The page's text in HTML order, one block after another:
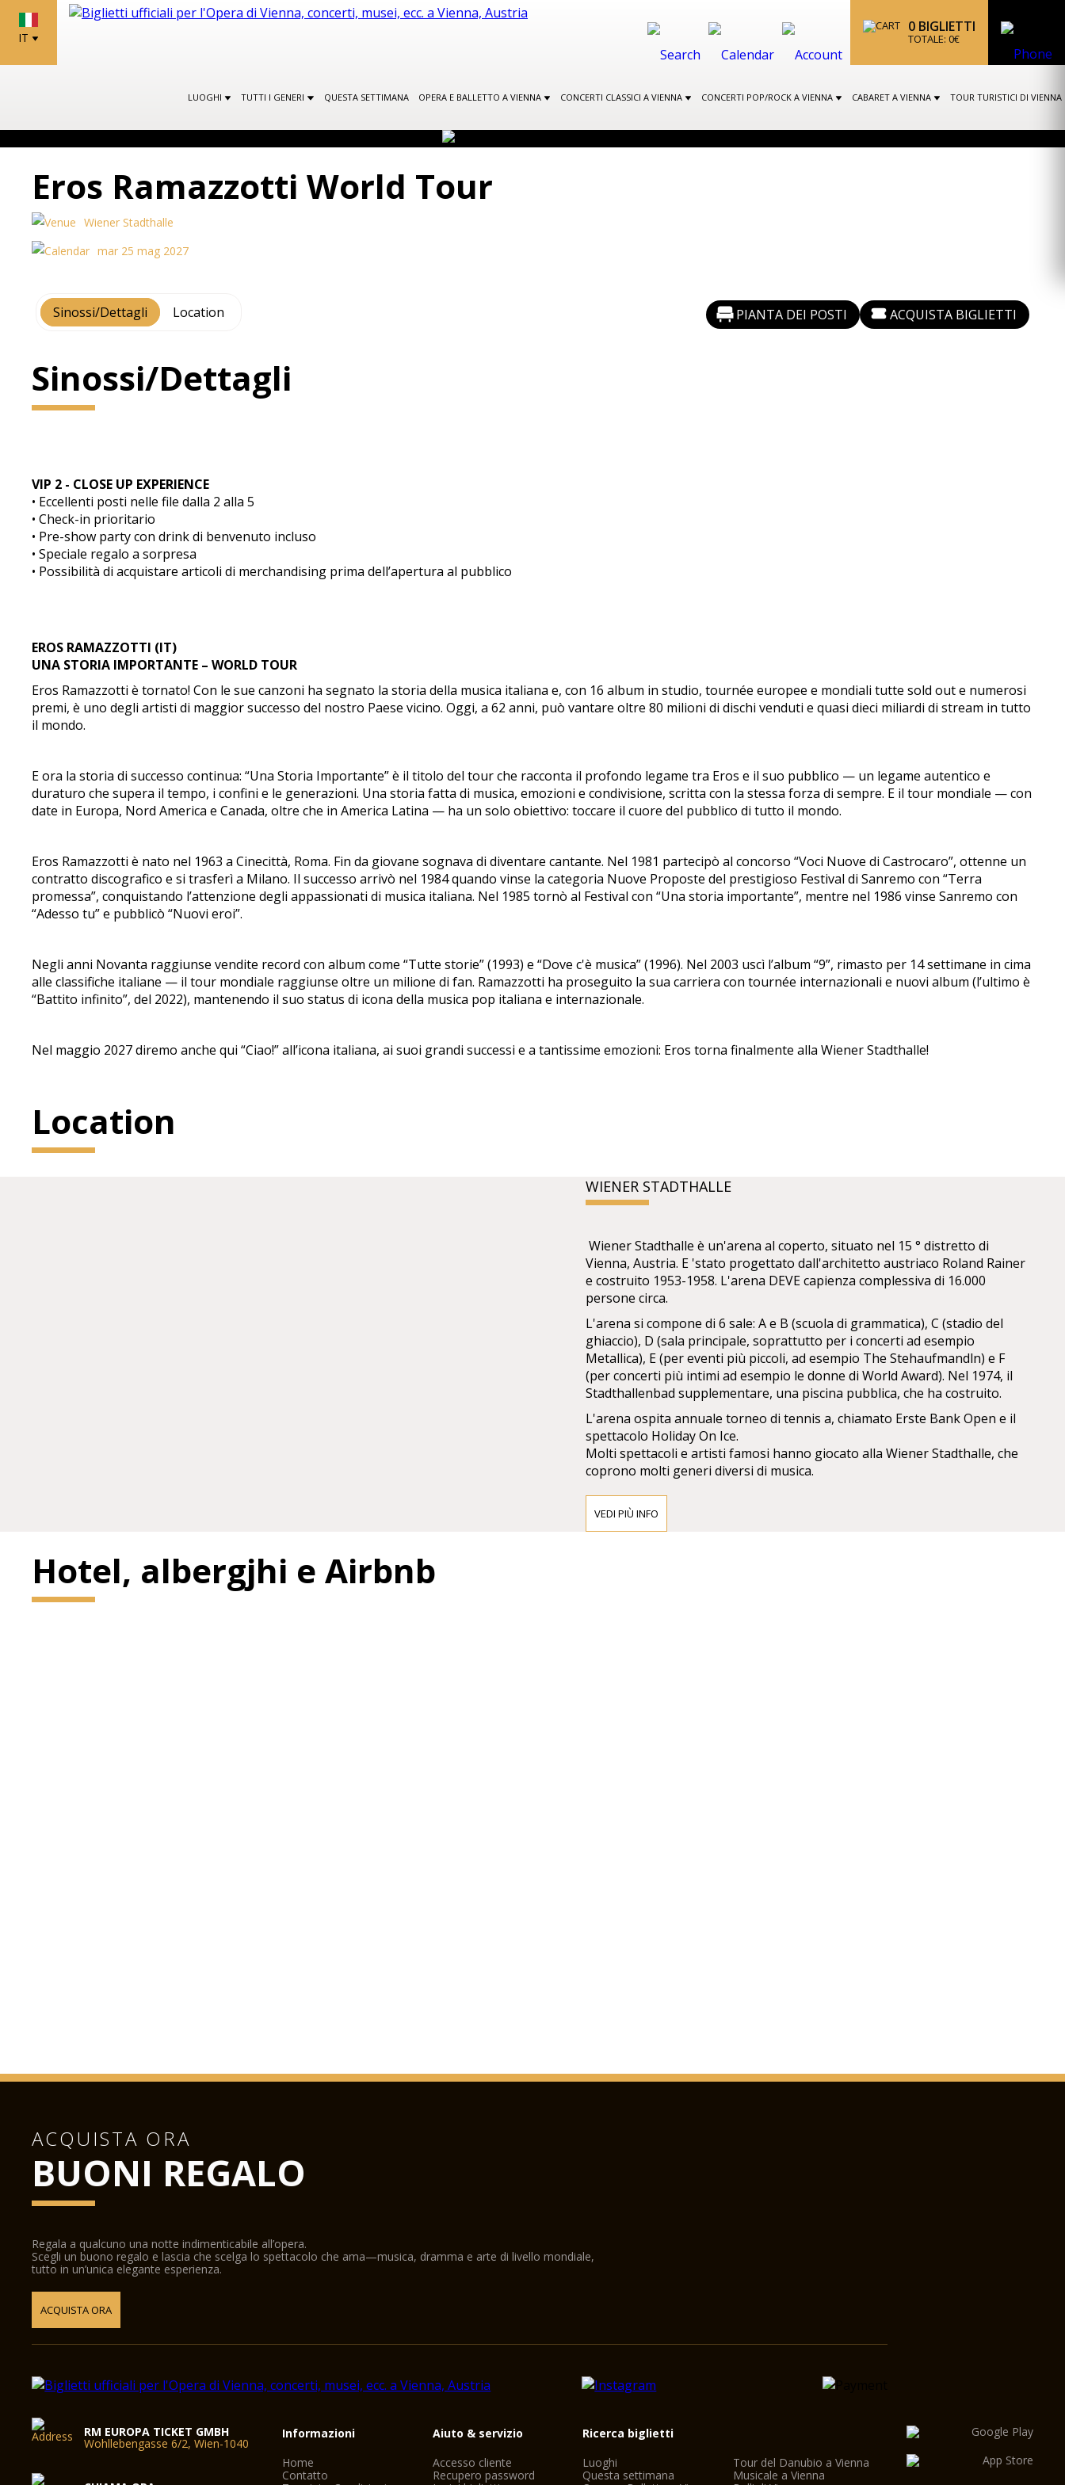
IT
0 BIGLIETTI
TOTALE: 0€
LUOGHI TUTTI I GENERI QUESTA SETTIMANA OPERA E BALLETTO A VIENNA CONCERTI CLASSICI A VIENNA CONCERTI POP/ROCK A VIENNA CABARET A VIENNA TOUR TURISTICI DI VIENNA
Eros Ramazzotti World Tour
Wiener Stadthalle
mar 25 mag 2027
Sinossi/Dettagli Location PIANTA DEI POSTI ACQUISTA BIGLIETTI
Sinossi/Dettagli
VIP 2 - CLOSE UP EXPERIENCE
• Eccellenti posti nelle file dalla 2 alla 5
• Check-in prioritario
• Pre-show party con drink di benvenuto incluso
• Speciale regalo a sorpresa
• Possibilità di acquistare articoli di merchandising prima dell’apertura al pubblico
EROS RAMAZZOTTI (IT)
UNA STORIA IMPORTANTE – WORLD TOUR
Eros Ramazzotti è tornato! Con le sue canzoni ha segnato la storia della musica italiana e, con 16 album in studio, tournée europee e mondiali tutte sold out e numerosi
premi, è uno degli artisti di maggior successo del nostro Paese vicino. Oggi, a 62 anni, può vantare oltre 80 milioni di dischi venduti e quasi dieci miliardi di stream in tutto
il mondo.
E ora la storia di successo continua: “Una Storia Importante” è il titolo del tour che racconta il profondo legame tra Eros e il suo pubblico — un legame autentico e
duraturo che supera il tempo, i confini e le generazioni. Una storia fatta di musica, emozioni e condivisione, scritta con la stessa forza di sempre. E il tour mondiale — con
date in Europa, Nord America e Canada, oltre che in America Latina — ha un solo obiettivo: toccare il cuore del pubblico di tutto il mondo.
Eros Ramazzotti è nato nel 1963 a Cinecittà, Roma. Fin da giovane sognava di diventare cantante. Nel 1981 partecipò al concorso “Voci Nuove di Castrocaro”, ottenne un
contratto discografico e si trasferì a Milano. Il successo arrivò nel 1984 quando vinse la categoria Nuove Proposte del prestigioso Festival di Sanremo con “Terra
promessa”, conquistando l’attenzione degli appassionati di musica italiana. Nel 1985 tornò al Festival con “Una storia importante”, mentre nel 1986 vinse Sanremo con
“Adesso tu” e pubblicò “Nuovi eroi”.
Negli anni Novanta raggiunse vendite record con album come “Tutte storie” (1993) e “Dove c'è musica” (1996). Nel 2003 uscì l’album “9”, rimasto per 14 settimane in cima
alle classifiche italiane — il tour mondiale raggiunse oltre un milione di fan. Ramazzotti ha proseguito la sua carriera con tournée internazionali e nuovi album (l’ultimo è
“Battito infinito”, del 2022), mantenendo il suo status di icona della musica pop italiana e internazionale.
Nel maggio 2027 diremo anche qui “Ciao!” all’icona italiana, ai suoi grandi successi e a tantissime emozioni: Eros torna finalmente alla Wiener Stadthalle!
Location
WIENER STADTHALLE
Wiener Stadthalle è un'arena al coperto, situato nel 15 ° distretto di
Vienna, Austria. E 'stato progettato dall'architetto austriaco Roland Rainer
e costruito 1953-1958. L'arena DEVE capienza complessiva di 16.000
persone circa.
L'arena si compone di 6 sale: A e B (scuola di grammatica), C (stadio del
ghiaccio), D (sala principale, soprattutto per i concerti ad esempio
Metallica), E (per eventi più piccoli, ad esempio The Stehaufmandln) e F
(per concerti più intimi ad esempio le donne di World Award). Nel 1974, il
Stadthallenbad supplementare, una piscina pubblica, che ha costruito.
L'arena ospita annuale torneo di tennis a, chiamato Erste Bank Open e il
spettacolo Holiday On Ice.
Molti spettacoli e artisti famosi hanno giocato alla Wiener Stadthalle, che
coprono molti generi diversi di musica.
VEDI PIÙ INFO
Hotel, albergjhi e Airbnb
ACQUISTA ORA
BUONI REGALO
Regala a qualcuno una notte indimenticabile all’opera.
Scegli un buono regalo e lascia che scelga lo spettacolo che ama—musica, dramma e arte di livello mondiale,
tutto in un’unica elegante esperienza.
ACQUISTA ORA
RM EUROPA TICKET GMBH
Wohllebengasse 6/2, Wien-1040
Informazioni
Home
Contatto
Aiuto & servizio
Accesso cliente
Recupero password
Ricerca biglietti
Luoghi
Questa settimana
Tour del Danubio a Vienna
Musicale a Vienna